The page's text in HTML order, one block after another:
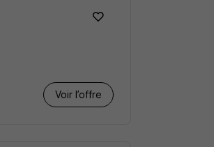
Voir l’offre